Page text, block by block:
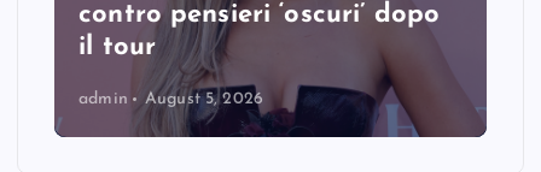
contro pensieri ‘oscuri’ dopo
il tour
admin August 5, 2026